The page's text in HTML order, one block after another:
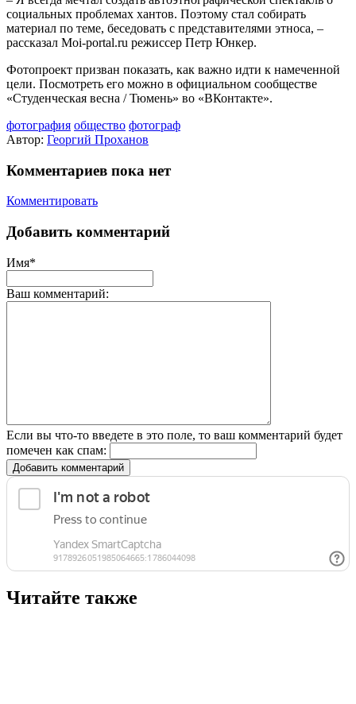
социальных проблемах хантов. Поэтому стал собирать
материал по теме, беседовать с представителями этноса, –
рассказал Moi-portal.ru режиссер Петр Юнкер.
Фотопроект призван показать, как важно идти к намеченной
цели. Посмотреть его можно в официальном сообществе
«Студенческая весна / Тюмень» во «ВКонтакте».
фотография общество фотограф
Автор: Георгий Проханов
Комментариев пока нет
Комментировать
Добавить комментарий
Имя*
Ваш комментарий:
Если вы что-то введете в это поле, то ваш комментарий будет
помечен как спам:
Добавить комментарий
Читайте также